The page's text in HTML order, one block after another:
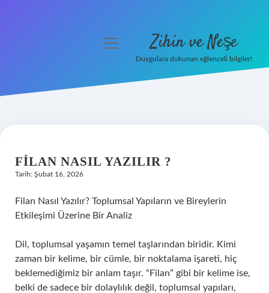
Hakkımızda
menüyü
Zihin ve Neşe
Duygulara dokunan eğlenceli bilgiler!
FILAN NASIL YAZILIR ?
Tarih: Şubat 16, 2026
Filan Nasıl Yazılır? Toplumsal Yapıların ve Bireylerin
Etkileşimi Üzerine Bir Analiz
Dil, toplumsal yaşamın temel taşlarından biridir. Kimi
zaman bir kelime, bir cümle, bir noktalama işareti, hiç
beklemediğimiz bir anlam taşır. “Filan” gibi bir kelime ise,
belki de sadece bir dolaylılık değil, toplumsal yapıları,